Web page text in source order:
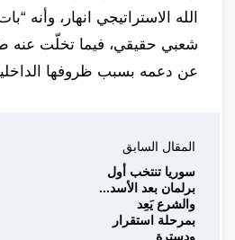
الله الاستراتيجي انهار، وأنه
شعبي حقيقي، فيما تخلّت عنه
عن دعمه بسبب ظروفها
المقال السابق
سوريا تنتخب أول
برلمان بعد الأسد...
والشرع يَعِد
بمرحلة استقرار
ودسترة